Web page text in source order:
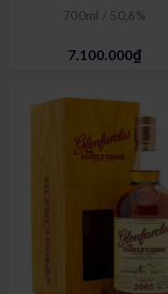
700ml / 50,6%
7.100.000₫